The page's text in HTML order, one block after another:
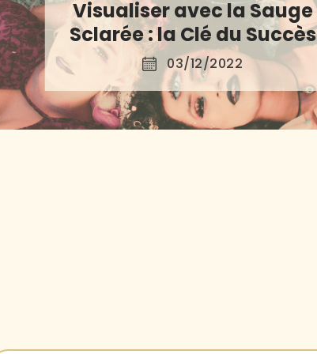
Visualiser avec la Sauge
Sclarée : la Clé du Succès
03/12/2022